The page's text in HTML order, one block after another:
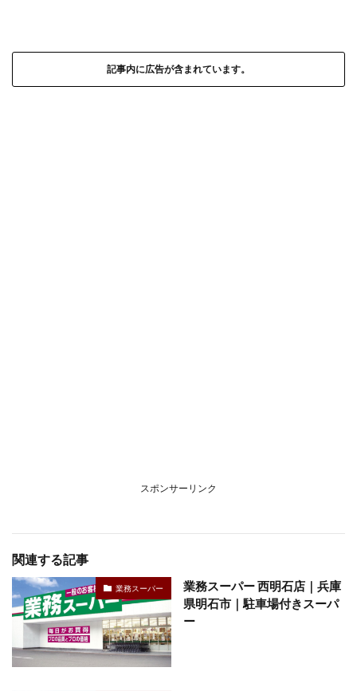
記事内に広告が含まれています。
スポンサーリンク
関連する記事
業務スーパー
業務スーパー 西明石店｜兵庫
県明石市｜駐車場付きスーパ
ー